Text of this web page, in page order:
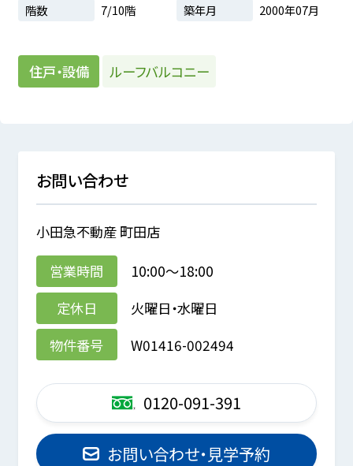
階数
7/10階 築年月 2000年07月
住戸・設備 ルーフバルコニー
お問い合わせ
小田急不動産 町田店
営業時間
10:00～18:00
定休日
火曜日・水曜日
物件番号
W01416-002494
0120-091-391
お問い合わせ・見学予約